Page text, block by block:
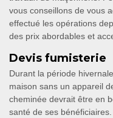
vous conseillons de vous
effectué les opérations
des prix abordables et
Devis fumisterie
Durant la période
maison sans un appareil
cheminée devrait être en
santé de ses